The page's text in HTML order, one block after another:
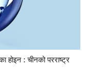
होइन : चीनको परराष्ट्र